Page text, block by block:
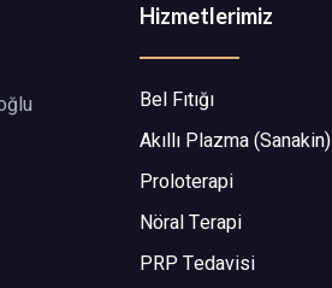
Hizmetlerimiz
Bel Fıtığı
Akıllı Plazma (Sanakin)
Proloterapi
Nöral Terapi
PRP Tedavisi